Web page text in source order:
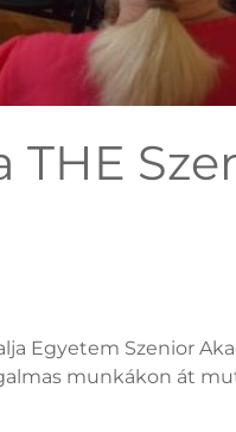
Egyetem Szenior
munkákon át